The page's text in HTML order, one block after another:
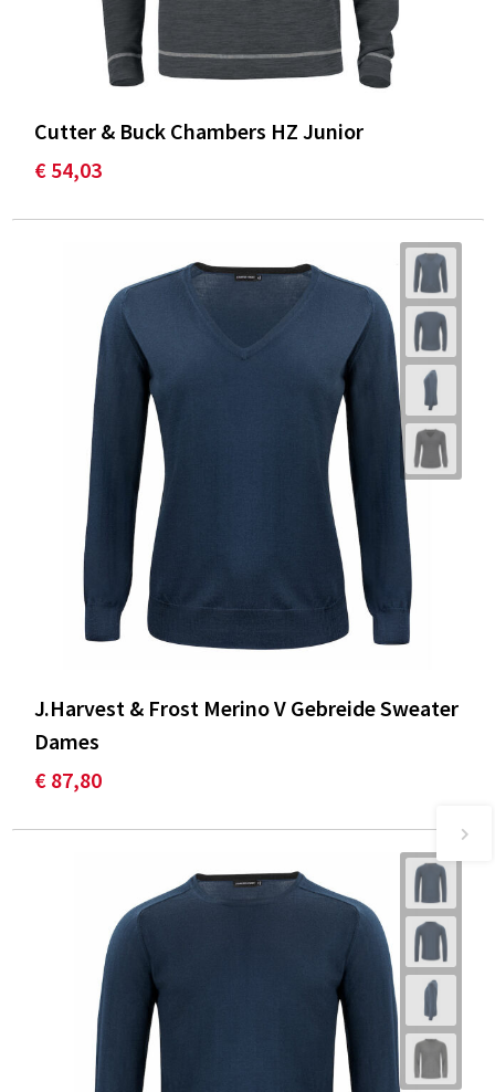
Cutter & Buck Chambers HZ Junior
€ 54,03
J.Harvest & Frost Merino V Gebreide Sweater
Dames
€ 87,80